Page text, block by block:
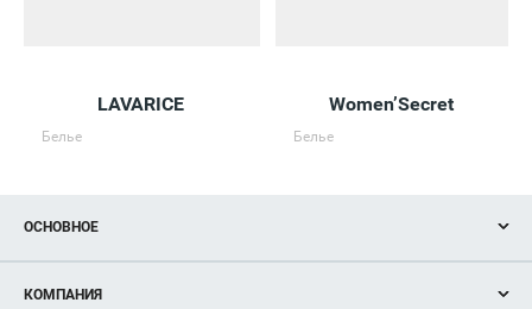
LAVARICE
Белье
Women’Secret
Белье
ОСНОВНОЕ
Новости
КОМПАНИЯ